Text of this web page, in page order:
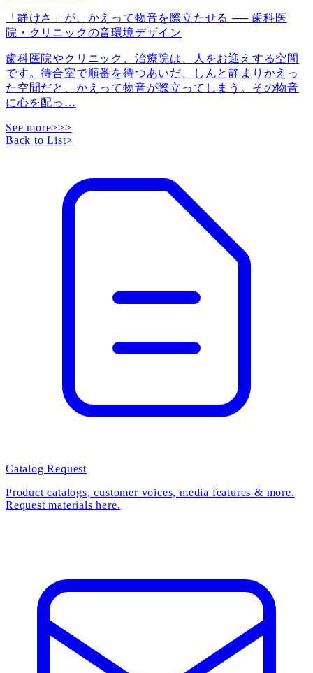
「静けさ」が、かえって物音を際立たせる ── 歯科医
院・クリニックの音環境デザイン
歯科医院やクリニック、治療院は、人をお迎えする空間
です。待合室で順番を待つあいだ、しんと静まりかえっ
た空間だと、かえって物音が際立ってしまう。その物音
に心を配っ …
See more>>>
Back to List>
Catalog Request
Product catalogs, customer voices, media features & more.
Request materials here.